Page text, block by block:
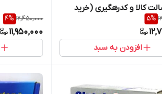
کالا و کدرهگیری (خرید
واردکننده)
5%
افزودن به سبد
12,450,000
4%
11,950,000